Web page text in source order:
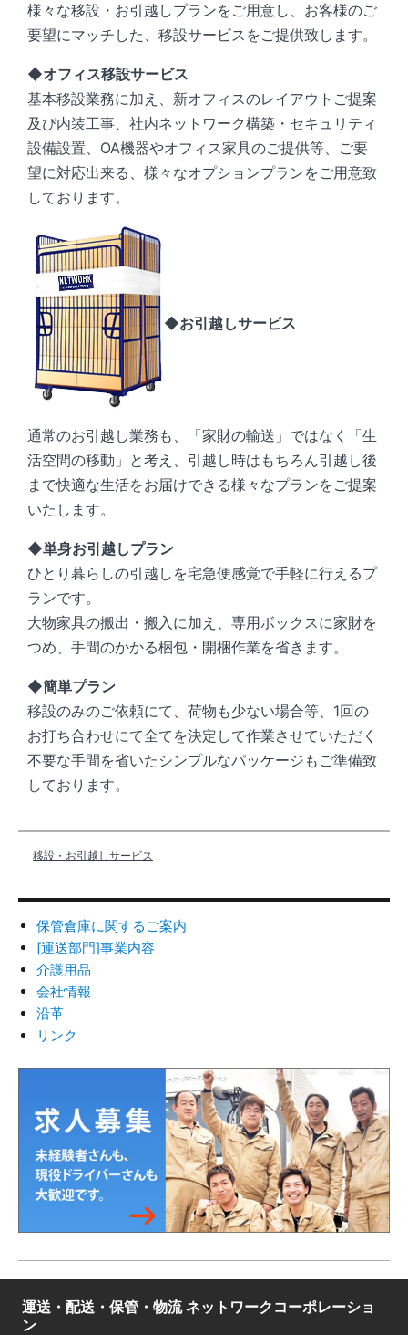
様々な移設・お引越しプランをご用意し、お客様のご
要望にマッチした、移設サービスをご提供致します。
◆オフィス移設サービス
基本移設業務に加え、新オフィスのレイアウトご提案
及び内装工事、社内ネットワーク構築・セキュリティ
設備設置、OA機器やオフィス家具のご提供等、ご要
望に対応出来る、様々なオプションプランをご用意致
しております。
◆お引越しサービス
通常のお引越し業務も、「家財の輸送」ではなく「生
活空間の移動」と考え、引越し時はもちろん引越し後
まで快適な生活をお届けできる様々なプランをご提案
いたします。
◆単身お引越しプラン
ひとり暮らしの引越しを宅急便感覚で手軽に行えるプ
ランです。
大物家具の搬出・搬入に加え、専用ボックスに家財を
つめ、手間のかかる梱包・開梱作業を省きます。
◆簡単プラン
移設のみのご依頼にて、荷物も少ない場合等、1回の
お打ち合わせにて全てを決定して作業させていただく
不要な手間を省いたシンプルなパッケージもご準備致
しております。
移設・お引越しサービス
保管倉庫に関するご案内
[運送部門]事業内容
介護用品
会社情報
沿革
リンク
運送・配送・保管・物流 ネットワークコーポレーショ
ン